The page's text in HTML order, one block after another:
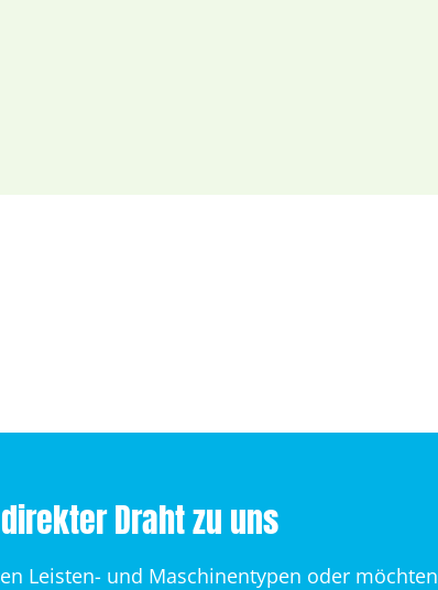
Draht zu uns
Leisten- und Maschinentypen oder möchten